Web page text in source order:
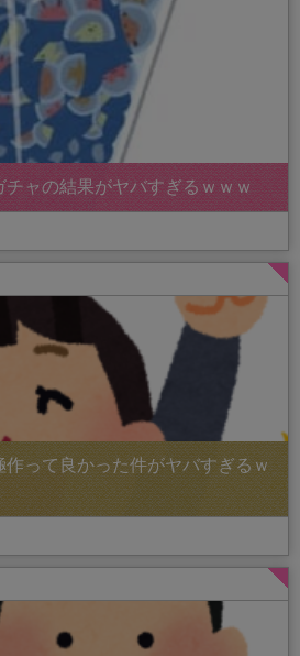
ャの結果がヤバすぎるｗｗｗ
って良かった件がヤバすぎるｗ